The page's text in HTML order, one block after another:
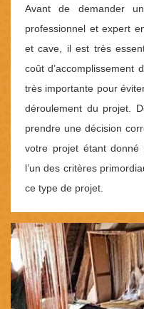
Avant de demander
professionnel et expert
et cave, il est très
coût d’accomplissement
très importante pour
déroulement du projet.
prendre une décision
votre projet étant donné
l’un des critères
ce type de projet.